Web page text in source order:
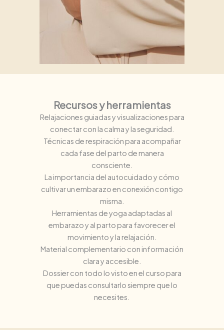
Recursos y herramientas
Relajaciones guiadas y visualizaciones para
conectar con la calma y la seguridad.
Técnicas de respiración para acompañar
cada fase del parto de manera
consciente.
La importancia del autocuidado y cómo
cultivar un embarazo en conexión contigo
misma.
Herramientas de yoga adaptadas al
embarazo y al parto para favorecer el
movimiento y la relajación.
Material complementario con información
clara y accesible.
Dossier con todo lo visto en el curso para
que puedas consultarlo siempre que lo
necesites.